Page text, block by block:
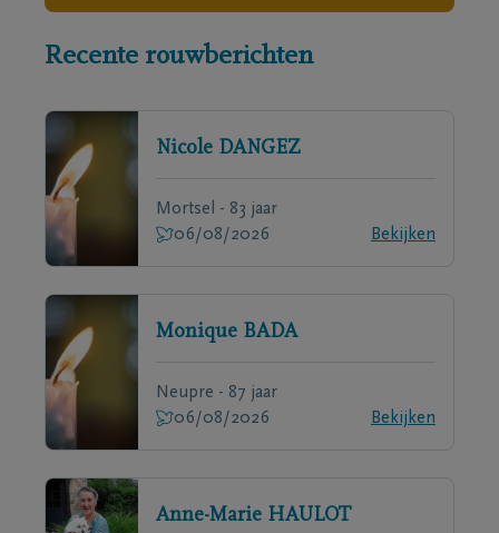
Recente rouwberichten
Nicole DANGEZ
Mortsel - 83 jaar
06/08/2026
Bekijken
Monique BADA
Neupre - 87 jaar
06/08/2026
Bekijken
Anne-Marie HAULOT